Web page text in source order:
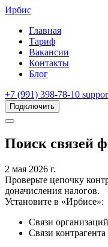
Ирбис
Главная
Тариф
Вакансии
Контакты
Блог
+7 (991) 398-78-10
Подключить
Поиск связей
2 мая 2026 г.
Проверьте цепочку
доначисления налогов.
Установите в «Ирбисе»:
Связи
Связи